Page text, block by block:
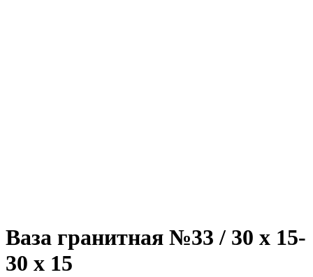
Ваза гранитная №33 / 30 х 15-
30 х 15